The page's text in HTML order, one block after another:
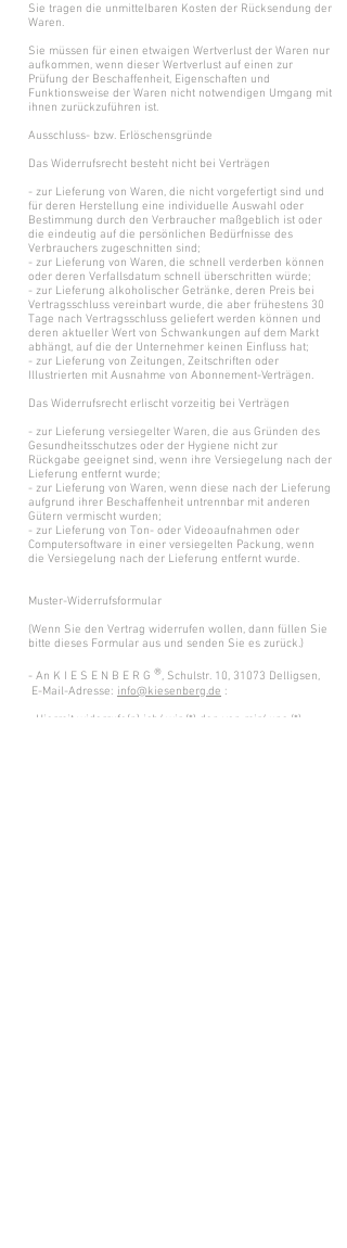
Sie tragen die unmittelbaren Kosten der Rücksendung der
Waren.
Sie müssen für einen etwaigen Wertverlust der Waren nur
aufkommen, wenn dieser Wertverlust auf einen zur
Prüfung der Beschaffenheit, Eigenschaften und
Funktionsweise der Waren nicht notwendigen Umgang mit
ihnen zurückzuführen ist.
Ausschluss- bzw. Erlöschensgründe
Das Widerrufsrecht besteht nicht bei Verträgen
- zur Lieferung von Waren, die nicht vorgefertigt sind und
für deren Herstellung eine individuelle Auswahl oder
Bestimmung durch den Verbraucher maßgeblich ist oder
die eindeutig auf die persönlichen Bedürfnisse des
Verbrauchers zugeschnitten sind;
- zur Lieferung von Waren, die schnell verderben können
oder deren Verfallsdatum schnell überschritten würde;
- zur Lieferung alkoholischer Getränke, deren Preis bei
Vertragsschluss vereinbart wurde, die aber frühestens 30
Tage nach Vertragsschluss geliefert werden können und
deren aktueller Wert von Schwankungen auf dem Markt
abhängt, auf die der Unternehmer keinen Einfluss hat;
- zur Lieferung von Zeitungen, Zeitschriften oder
Illustrierten mit Ausnahme von Abonnement-Verträgen.
Das Widerrufsrecht erlischt vorzeitig bei Verträgen
- zur Lieferung versiegelter Waren, die aus Gründen des
Gesundheitsschutzes oder der Hygiene nicht zur
Rückgabe geeignet sind, wenn ihre Versiegelung nach der
Lieferung entfernt wurde;
- zur Lieferung von Waren, wenn diese nach der Lieferung
aufgrund ihrer Beschaffenheit untrennbar mit anderen
Gütern vermischt wurden;
- zur Lieferung von Ton- oder Videoaufnahmen oder
Computersoftware in einer versiegelten Packung, wenn
die Versiegelung nach der Lieferung entfernt wurde.
Muster-Widerrufsformular
(Wenn Sie den Vertrag widerrufen wollen, dann füllen Sie
bitte dieses Formular aus und senden Sie es zurück.)
- An K I E S E N B E R G ®, Schulstr. 10, 31073 Delligsen,
E-Mail-Adresse: info@kiesenberg.de :
- Hiermit widerrufe(n) ich/ wir (*) den von mir/ uns (*)